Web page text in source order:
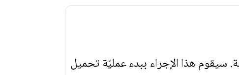
سيقوم هذا الإجراء ببدء عمليّة تحميل